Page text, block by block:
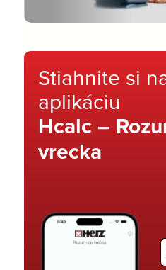
Stiahnite si
aplikáciu
Hcalc –
vrecka